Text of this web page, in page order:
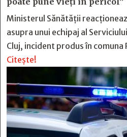
Ministerul Sănătății
asupra unui echipaj al
Cluj, incident produs în
Citește!